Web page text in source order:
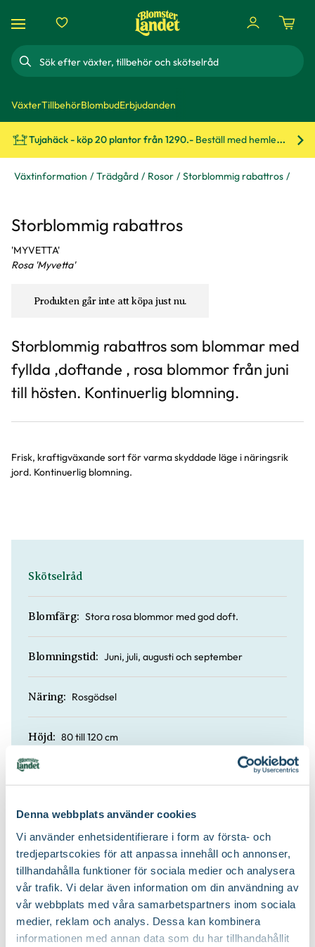
Denna webbplats använder cookies
Vi använder enhetsidentifierare i form av första- och
tredjepartscokies för att anpassa innehåll och annonser,
tillhandahålla funktioner för sociala medier och analysera
vår trafik. Vi delar även information om din användning av
vår webbplats med våra samarbetspartners inom sociala
medier, reklam och analys. Dessa kan kombinera
informationen med annan data som du har tillhandahållit
Sök
VäxterTillbehörBlombudErbjudanden
Tujahäck - köp 20 plantor från 1290.- Beställ med hemleverans!
Växtinformation Trädgård Rosor Storblommig rabattros
Storblommig rabattros
'MYVETTA'
Rosa 'Myvetta'
Produkten går inte att köpa just nu.
Storblommig rabattros som blommar med
fyllda ,doftande , rosa blommor från juni
till hösten. Kontinuerlig blomning.
Frisk, kraftigväxande sort för varma skyddade läge i näringsrik
jord. Kontinuerlig blomning.
Skötselråd
Blomfärg: Stora rosa blommor med god doft.
Blomningstid: Juni, juli, augusti och september
Näring: Rosgödsel
Höjd: 80 till 120 cm
Jordprodukter: Rosjord
Växtsätt: Upprätt
Beskärningstid: På våren
Beskärningssätt:
Beskär ner till ca 10-15 cm över